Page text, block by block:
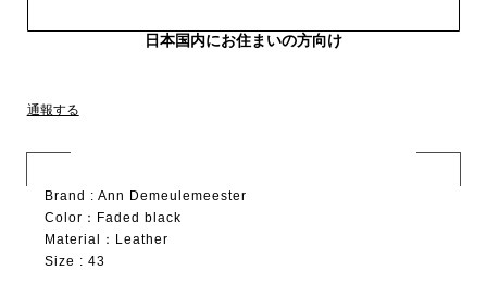
日本国内にお住まいの方向け
通報する
Brand : Ann Demeulemeester
Color：Faded black
Material：Leather
Size : 43